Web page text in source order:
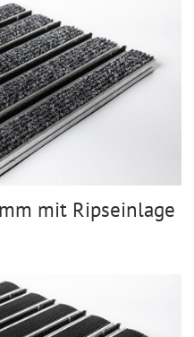
mit Ripseinlage